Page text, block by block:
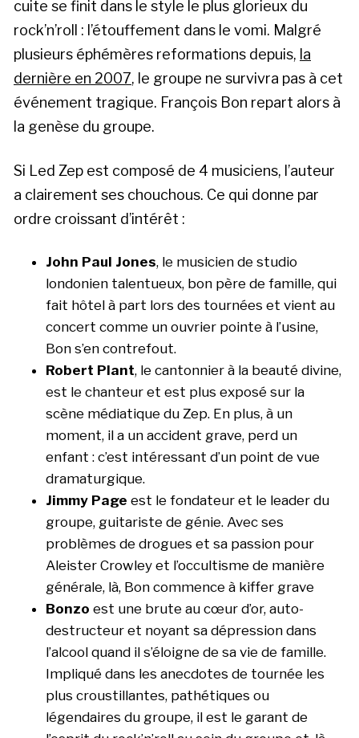
cuite se finit dans le style le plus glorieux du
rock’n’roll : l’étouffement dans le vomi. Malgré
plusieurs éphémères reformations depuis, la
dernière en 2007, le groupe ne survivra pas à cet
événement tragique. François Bon repart alors à
la genèse du groupe.
Si Led Zep est composé de 4 musiciens, l’auteur
a clairement ses chouchous. Ce qui donne par
ordre croissant d’intérêt :
John Paul Jones, le musicien de studio
londonien talentueux, bon père de famille, qui
fait hôtel à part lors des tournées et vient au
concert comme un ouvrier pointe à l’usine,
Bon s’en contrefout.
Robert Plant, le cantonnier à la beauté divine,
est le chanteur et est plus exposé sur la
scène médiatique du Zep. En plus, à un
moment, il a un accident grave, perd un
enfant : c’est intéressant d’un point de vue
dramaturgique.
Jimmy Page est le fondateur et le leader du
groupe, guitariste de génie. Avec ses
problèmes de drogues et sa passion pour
Aleister Crowley et l’occultisme de manière
générale, là, Bon commence à kiffer grave
Bonzo est une brute au cœur d’or, auto-
destructeur et noyant sa dépression dans
l’alcool quand il s’éloigne de sa vie de famille.
Impliqué dans les anecdotes de tournée les
plus croustillantes, pathétiques ou
légendaires du groupe, il est le garant de